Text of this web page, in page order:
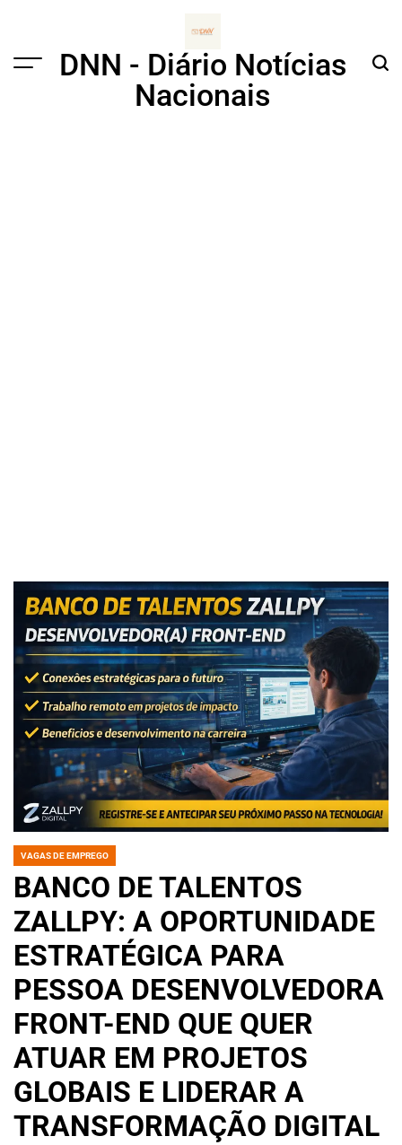
Menu
DNN - Diário Notícias
Nacionais
POSTED
VAGAS DE EMPREGO
BANCO DE TALENTOS
ZALLPY: A OPORTUNIDADE
ESTRATÉGICA PARA
PESSOA DESENVOLVEDORA
FRONT-END QUE QUER
ATUAR EM PROJETOS
GLOBAIS E LIDERAR A
TRANSFORMAÇÃO DIGITAL